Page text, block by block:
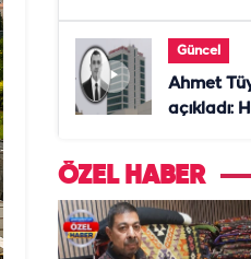
Güncel
Ahmet
açıkladı:
ÖZEL HABER